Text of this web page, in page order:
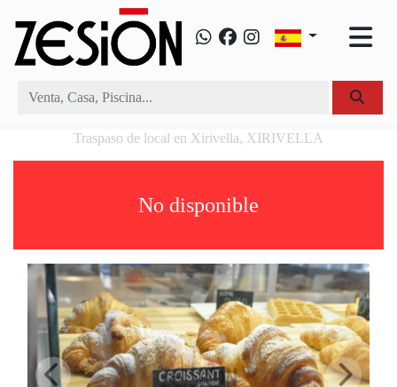
Traspaso de local en Xirivella, XIRIVELLA
No disponible